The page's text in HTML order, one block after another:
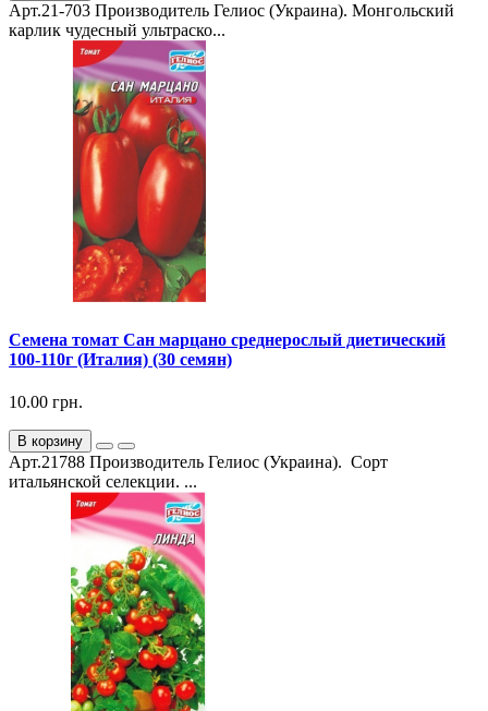
Арт.21-703 Производитель Гелиос (Украина). Монгольский
карлик чудесный ультраско...
Семена томат Сан марцано среднерослый диетический
100-110г (Италия) (30 семян)
10.00 грн.
В корзину
Арт.21788 Производитель Гелиос (Украина). Сорт
итальянской селекции. ...